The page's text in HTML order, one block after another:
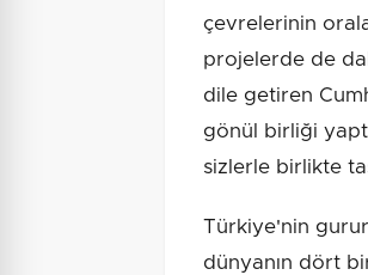
çevrelerinin
projelerde de
dile getiren
gönül birliği
sizlerle birlikte
Türkiye'nin
dünyanın dört